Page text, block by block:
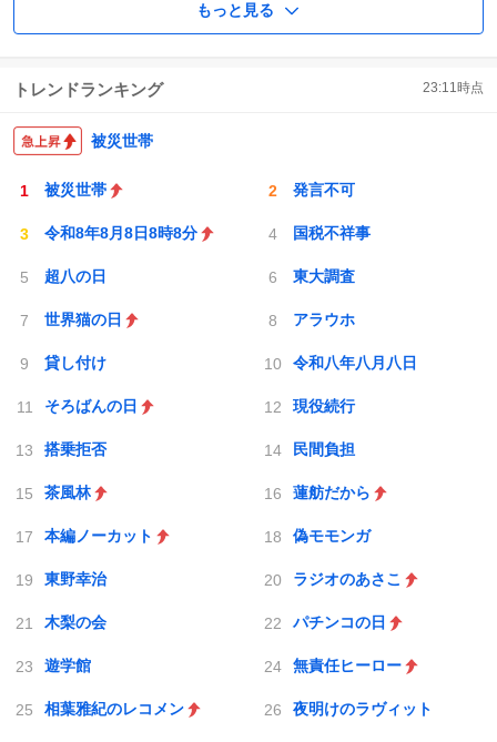
もっと見る
トレンドランキング 23:11時点
被災世帯
被災世帯 発言不可
令和8年8月8日8時8分 国税不祥事
超八の日 東大調査
世界猫の日 アラウホ
貸し付け 令和八年八月八日
そろばんの日 現役続行
搭乗拒否 民間負担
茶風林 蓮舫だから
本編ノーカット 偽モモンガ
東野幸治 ラジオのあさこ
木梨の会 パチンコの日
遊学館 無責任ヒーロー
相葉雅紀のレコメン 夜明けのラヴィット